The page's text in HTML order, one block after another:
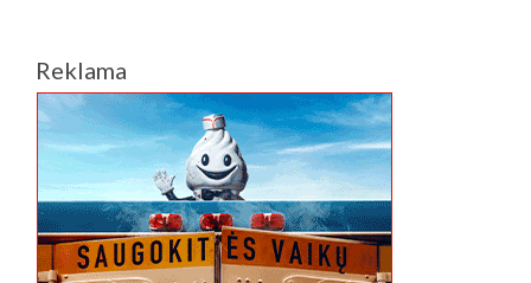
Reklama